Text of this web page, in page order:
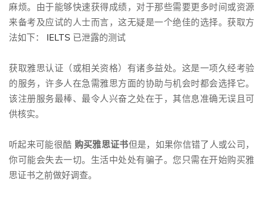
麻烦。由于能够快速获得成绩，对于那些需要更多时间或资源
来备考及应试的人士而言，这无疑是一个绝佳的选择。获取方
法如下： IELTS 已泄露的测试
获取雅思认证（或相关资格）有诸多益处。这是一项久经考验
的服务，许多人在急需雅思方面的协助与机会时都会选择它。
该注册服务最棒、最令人兴奋之处在于，其信息准确无误且可
供核实。
听起来可能很酷 购买雅思证书但是，如果你信错了人或公司，
你可能会失去一切。生活中处处有骗子。您只需在开始购买雅
思证书之前做好调查。